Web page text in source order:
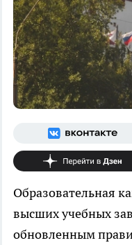
Образовательная
высших учебных
обновленным